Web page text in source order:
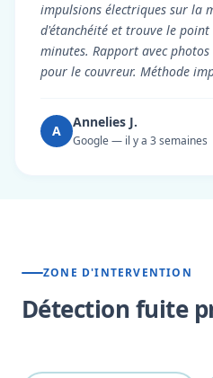
impulsions électriques sur la
d'étanchéité et trouve le point
minutes. Rapport avec
pour le couvreur. Méthode
A
Annelies J.
Google — il y a 3 semaines
ZONE D'INTERVENTION
Détection fuite